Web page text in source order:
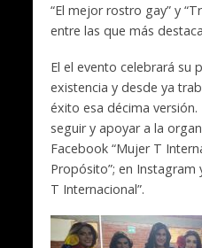
“El mejor rostro gay” y
entre las que más
El el evento celebrará su
existencia y desde ya
éxito esa décima
seguir y apoyar a la
Facebook “Mujer T
Propósito”; en Instagram
T Internacional”.